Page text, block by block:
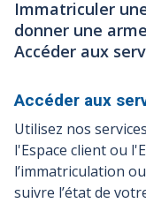
Immatriculer
donner une
Accéder aux
Accéder aux
Utilisez nos
l'Espace client ou
l’immatriculation
suivre l’état de